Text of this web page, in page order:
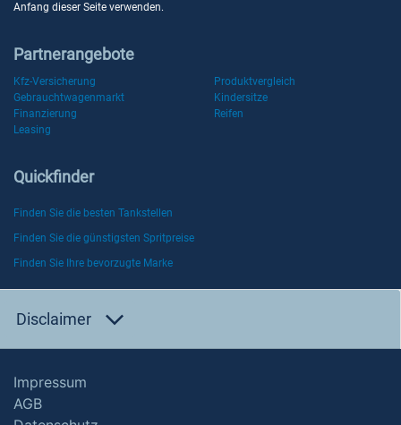
Anfang dieser Seite verwenden.
Partnerangebote
Kfz-Versicherung
Produktvergleich
Gebrauchtwagenmarkt
Kindersitze
Finanzierung
Reifen
Leasing
Quickfinder
Finden Sie die besten Tankstellen
Finden Sie die günstigsten Spritpreise
Finden Sie Ihre bevorzugte Marke
Disclaimer
Impressum
AGB